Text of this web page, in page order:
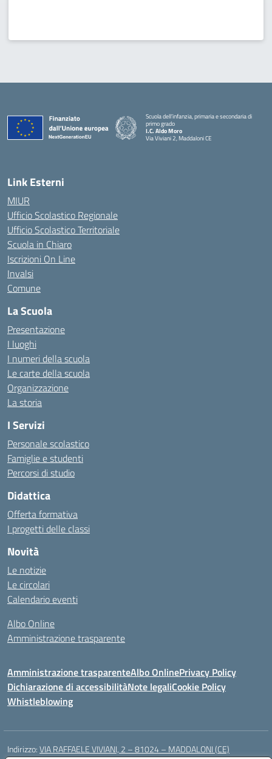
Scuola dell’infanzia, primaria e secondaria di
primo grado
I.C. Aldo Moro
Via Viviani 2, Maddaloni CE
Link Esterni
MIUR
Ufficio Scolastico Regionale
Ufficio Scolastico Territoriale
Scuola in Chiaro
Iscrizioni On Line
Invalsi
Comune
La Scuola
Presentazione
I luoghi
I numeri della scuola
Le carte della scuola
Organizzazione
La storia
I Servizi
Personale scolastico
Famiglie e studenti
Percorsi di studio
Didattica
Offerta formativa
I progetti delle classi
Novità
Le notizie
Le circolari
Calendario eventi
Albo Online
Amministrazione trasparente
Amministrazione trasparenteAlbo OnlinePrivacy Policy
Dichiarazione di accessibilitàNote legaliCookie Policy
Whistleblowing
Indirizzo:VIA RAFFAELE VIVIANI, 2 – 81024 – MADDALONI (CE)